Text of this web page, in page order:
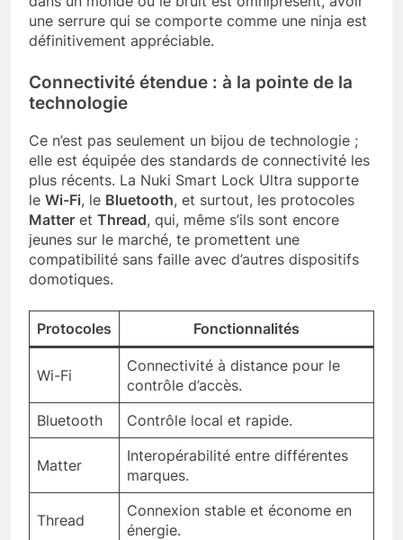
une serrure qui se comporte comme une ninja est
définitivement appréciable.
Connectivité étendue : à la pointe de la
technologie
Ce n’est pas seulement un bijou de technologie ;
elle est équipée des standards de connectivité les
plus récents. La Nuki Smart Lock Ultra supporte
le Wi-Fi, le Bluetooth, et surtout, les protocoles
Matter et Thread, qui, même s’ils sont encore
jeunes sur le marché, te promettent une
compatibilité sans faille avec d’autres dispositifs
domotiques.
Protocoles Fonctionnalités
Wi-Fi
Connectivité à distance pour le
contrôle d’accès.
Bluetooth
Contrôle local et rapide.
Matter
Interopérabilité entre différentes
marques.
Thread
Connexion stable et économe en
énergie.